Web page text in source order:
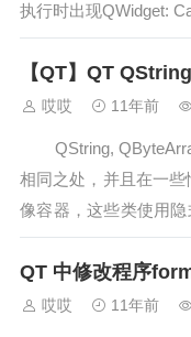
执行时出现QWidget:
【QT】QT
哎哎 11年前
QString,
相同之处，并且在一些
像容器，这些类使用
从Q...
QT 中修改程序
哎哎 11年前